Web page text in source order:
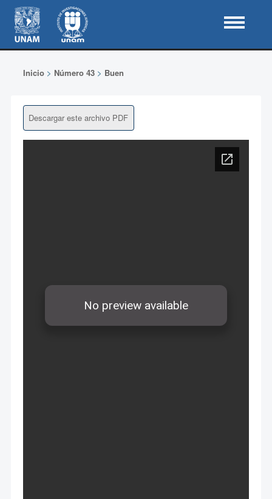
Inicio> Número 43> Buen
Descargar este archivo PDF